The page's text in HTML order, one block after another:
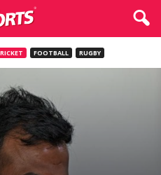
FOOTBALL RUGBY